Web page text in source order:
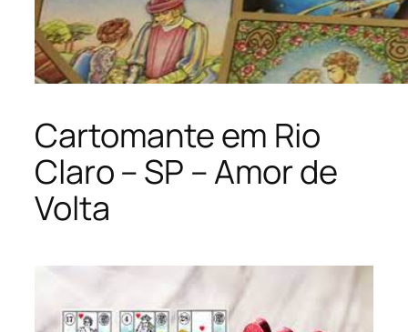
Cartomante em Rio
Claro – SP – Amor de
Volta